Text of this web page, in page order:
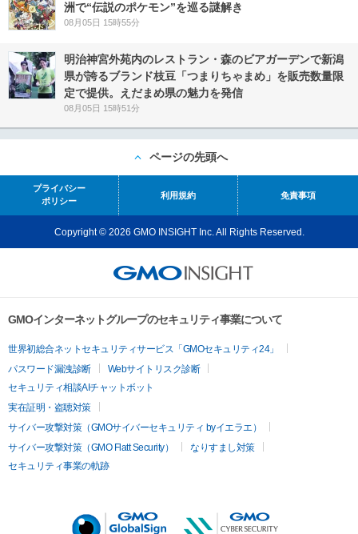
洲で“伝説のポケモン”を巡る謎解き
08月05日 15時55分
明治神宮外苑内のレストラン・森のビアガーデンで新潟
県が誇るブランド枝豆「つまりちゃまめ」を販売数量限
定で提供。えだまめ県の魅力を発信
08月05日 15時51分
ページの先頭へ
プライバシー
ポリシー
利用規約 免責事項
Copyright © 2026 GMO INSIGHT Inc. All Rights Reserved.
GMOインターネットグループのセキュリティ事業について
世界初総合ネットセキュリティサービス「GMOセキュリティ24」
パスワード漏洩診断
Webサイトリスク診断
セキュリティ相談AIチャットボット
実在証明・盗聴対策
サイバー攻撃対策（GMOサイバーセキュリティ byイエラエ）
サイバー攻撃対策（GMO Flatt Security）
なりすまし対策
セキュリティ事業の軌跡